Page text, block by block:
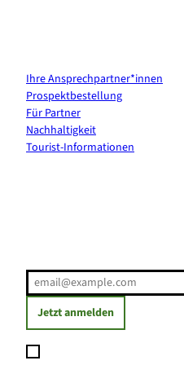
Ihre Ansprechpartner*innen
Prospektbestellung
Für Partner
Nachhaltigkeit
Tourist-Informationen
Jetzt anmelden